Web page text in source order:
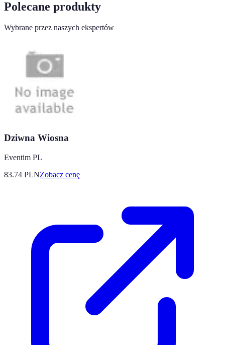
Polecane produkty
Wybrane przez naszych ekspertów
Dziwna Wiosna
Eventim PL
83.74 PLNZobacz cenę